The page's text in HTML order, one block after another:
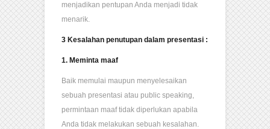
menjadikan pentupan Anda menjadi tidak
menarik.
3 Kesalahan penutupan dalam presentasi :
1. Meminta maaf
Baik memulai maupun menyelesaikan
sebuah presentasi atau public speaking,
permintaan maaf tidak diperlukan apabila
Anda tidak melakukan sebuah kesalahan.